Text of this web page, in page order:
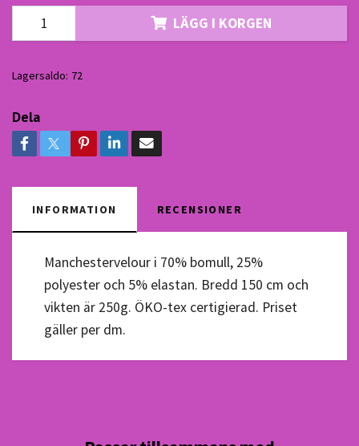
LÄGG I KORGEN
Lagersaldo: 72
Dela
INFORMATION RECENSIONER
Manchestervelour i 70% bomull, 25%
polyester och 5% elastan. Bredd 150 cm och
vikten är 250g. ÖKO-tex certigierad. Priset
gäller per dm.